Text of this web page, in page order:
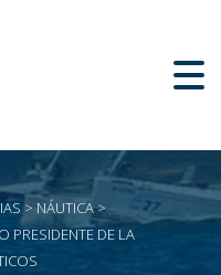
> NÁUTICA>
PRESIDENTE DE LA